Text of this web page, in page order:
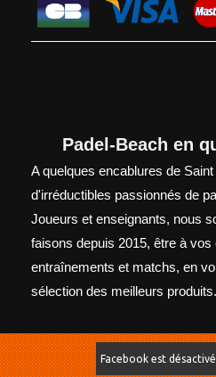
Padel-Beach en
A quelques encablures de
d'irréductibles passionnés de
Joueurs et enseignants, nous
faisons depuis 2015, être à
entraînements et matchs, en
sélection des meilleurs produits.
Facebook est